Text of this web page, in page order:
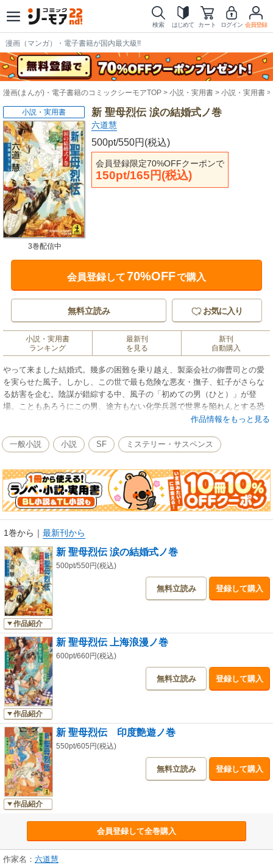
検索 はじめて カート ログイン 会員登録
漫画（マンガ）・電子書籍が国内最大級!!
漫画(まんが)・電子書籍のコミックシーモアTOP 小説・実用書 小説・実用書
新 聖母烈伝 涙の結婚式ノ巻
六道慧
500pt/550円(税込)
会員登録限定70%OFFクーポンで
150pt/165円(税込)
小説・実用書
3巻配信中
会員登録して70%OFFで購入
無料立読み お気に入り
小説・実用書
ランキング
最新刊
を見る
新刊
自動購入
やって来ました結婚式。幾多の困難を乗り越え、製薬会社の御曹司との愛
を実らせた風子。しかし、この世で最も危険な悪友・撫子、虹子がさらな
る妨害を企む。陰謀が錯綜する中、風子の「初めての男（ひと）」が登
場。こともあろうにこの男、途方もない化学兵器で世界を陥れんとする恐
怖の変態組織まで連れてきた！ 大好評、常識無用の痛快シリーズ、パワ
作品情報をもっと見る
一般小説 小説 SF ミステリー・サスペンス
1巻から ｜ 最新刊から
作品紹介
新 聖母烈伝 涙の結婚式ノ巻
500pt/550円(税込)
無料立読み 登録して購入
作品紹介
新 聖母烈伝 上海浪漫ノ巻
600pt/660円(税込)
無料立読み 登録して購入
作品紹介
新 聖母烈伝 印度艶遊ノ巻
550pt/605円(税込)
無料立読み 登録して購入
会員登録して全巻購入
作家名： 六道慧